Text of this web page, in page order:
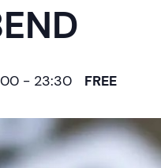
- 23:30 FREE